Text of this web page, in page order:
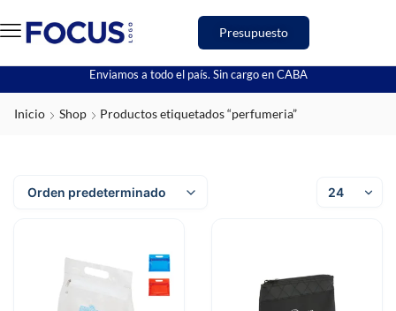
Presupuesto
Enviamos a todo el país. Sin cargo en CABA
Inicio Shop Productos etiquetados “perfumeria”